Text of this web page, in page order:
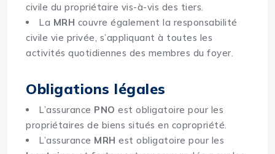
civile du propriétaire vis-à-vis des tiers.
La MRH couvre également la responsabilité
civile vie privée, s’appliquant à toutes les
activités quotidiennes des membres du foyer.
Obligations légales
L’assurance PNO est obligatoire pour les
propriétaires de biens situés en copropriété.
L’assurance MRH est obligatoire pour les